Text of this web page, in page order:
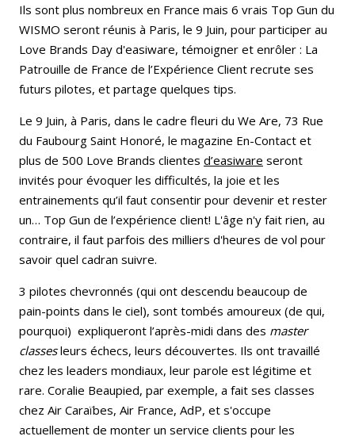
Ils sont plus nombreux en France mais 6 vrais Top Gun du
WISMO seront réunis à Paris, le 9 Juin, pour participer au
Love Brands Day d'easiware, témoigner et enrôler : La
Patrouille de France de l’Expérience Client recrute ses
futurs pilotes, et partage quelques tips.
Le 9 Juin, à Paris, dans le cadre fleuri du We Are, 73 Rue
du Faubourg Saint Honoré, le magazine En-Contact et
plus de 500 Love Brands clientes d’easiware seront
invités pour évoquer les difficultés, la joie et les
entrainements qu’il faut consentir pour devenir et rester
un… Top Gun de l’expérience client! L'âge n'y fait rien, au
contraire, il faut parfois des milliers d'heures de vol pour
savoir quel cadran suivre.
3 pilotes chevronnés (qui ont descendu beaucoup de
pain-points dans le ciel), sont tombés amoureux (de qui,
pourquoi) expliqueront l’après-midi dans des master
classesleurs échecs, leurs découvertes. Ils ont travaillé
chez les leaders mondiaux, leur parole est légitime et
rare. Coralie Beaupied, par exemple, a fait ses classes
chez Air Caraïbes, Air France, AdP, et s'occupe
actuellement de monter un service clients pour les